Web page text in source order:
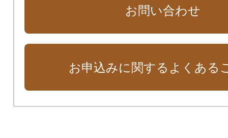
お問い合わせ
お申込みに関するよくある